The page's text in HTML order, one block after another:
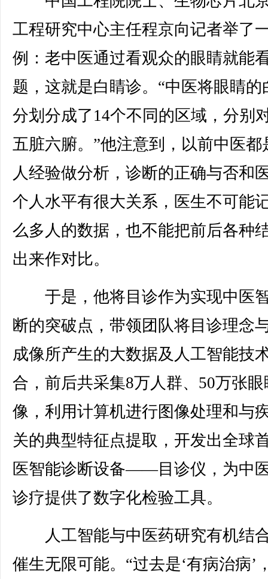
工程研究中心主任程京向记者举了
例：老中医通过看观众的眼睛就能
题，这就是白睛诊。“中医将眼睛的
分划分成了14个不同的区域，分别
五脏六腑。”他注意到，以前中医都
人经验做分析，诊断的正确与否和
个人水平有很大关系，医生不可能
么多人的数据，也不能把前后各种
出来作对比。
于是，他将目诊作为实现中医
断的突破点，带领团队将目诊理念
成像所产生的大数据及人工智能技
合，前后共采集8万人群、50万张眼
像，利用计算机进行图像处理和与
关的典型特征点提取，开发出全球
医智能诊断设备——目诊仪，为中
诊疗提供了数字化检验工具。
人工智能与中医药研究有机结
催生无限可能。“过去是‘有病治病’